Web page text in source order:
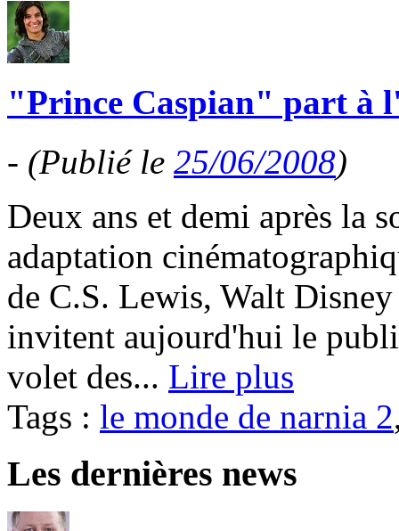
"Prince Caspian" part à
- (Publié le 25/06/2008)
Deux ans et demi après la
adaptation
de C.S. Lewis, Walt
invitent aujourd'hui le
volet des... Lire plus
Tags : le monde de narnia 2
Les dernières news